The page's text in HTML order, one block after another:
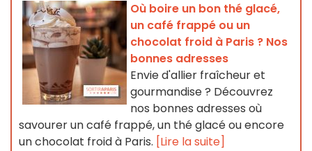
Où boire un bon thé glacé,
un café frappé ou un
chocolat froid à Paris ? Nos
bonnes adresses
Envie d'allier fraîcheur et
gourmandise ? Découvrez
nos bonnes adresses où
savourer un café frappé, un thé glacé ou encore
un chocolat froid à Paris. [Lire la suite]